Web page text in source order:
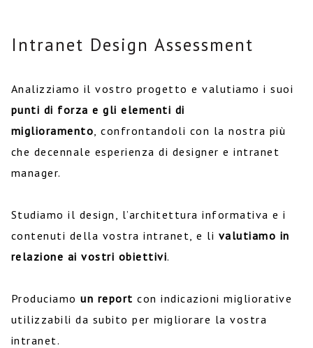
Intranet Design Assessment
Analizziamo il vostro progetto e valutiamo i suoi
punti di forza e gli elementi di
miglioramento , confrontandoli con la nostra più
che decennale esperienza di designer e intranet
manager.
Studiamo il design, l’architettura informativa e i
contenuti della vostra intranet, e li valutiamo in
relazione ai vostri obiettivi.
Produciamoun report con indicazioni migliorative
utilizzabili da subito per migliorare la vostra
intranet.